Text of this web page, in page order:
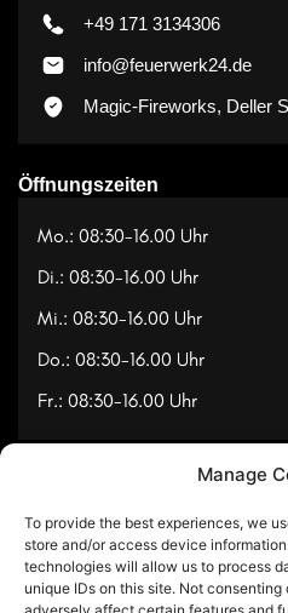
Manage
To provide the best experiences, we
store and/or access device
technologies will allow us to process
unique IDs on this site. Not
+49 171 3134306
info@feuerwerk24.de
Magic-Fireworks, Deller
Öffnungszeiten
Mo.: 08:30-16.00 Uhr
Di.: 08:30-16.00 Uhr
Mi.: 08:30-16.00 Uhr
Do.: 08:30-16.00 Uhr
Fr.: 08:30-16.00 Uhr
Referenzen
Videos